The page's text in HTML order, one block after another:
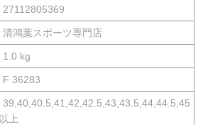
27112805369
清鴻葉スポーツ専門店
1.0 kg
F 36283
39,40,40.5,41,42,42.5,43,43.5,44,44.5,45
以上